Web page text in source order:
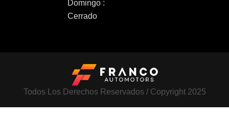
Domingo :
Cerrado
Todos Los Derechos Reservados / Copyright 2025